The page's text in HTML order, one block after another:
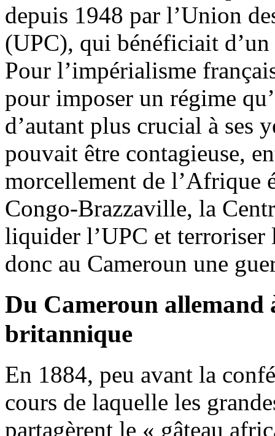
depuis 1948 par l’Union
(UPC), qui bénéficiait
Pour l’impérialisme
pour imposer un régime
d’autant plus crucial à ses
pouvait être contagieuse,
morcellement de l’Afrique
Congo-Brazzaville, la
liquider l’UPC et terroriser
donc au Cameroun une
Du Cameroun
britannique
En 1884, peu avant la
cours de laquelle les
partagèrent le « gâteau